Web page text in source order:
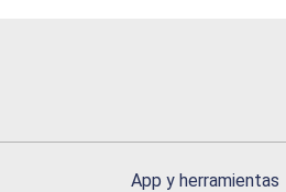
App y herramientas